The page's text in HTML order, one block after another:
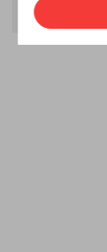
Vrásky a